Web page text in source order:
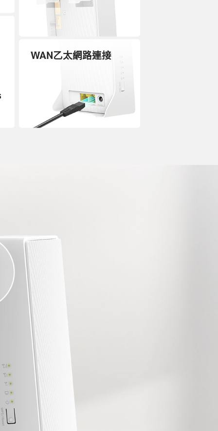
WAN乙太網路連接